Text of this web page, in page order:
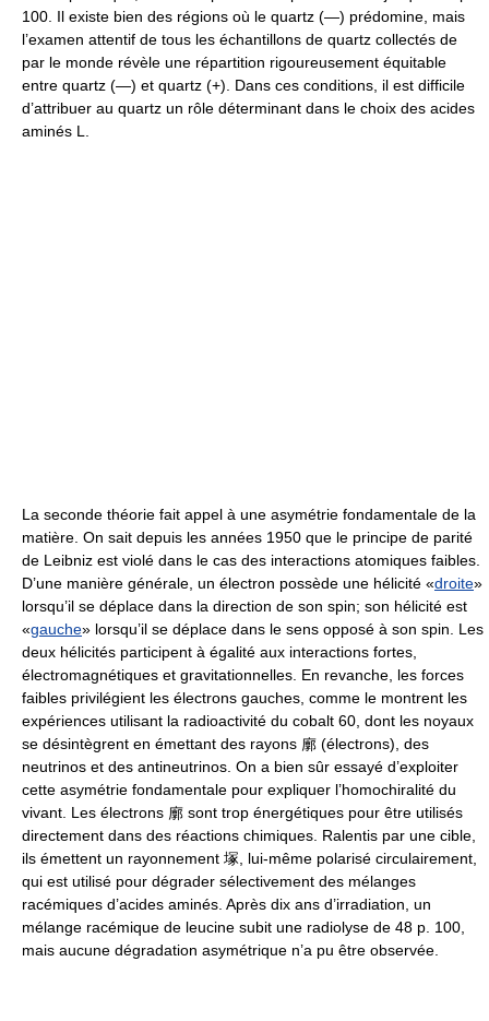
100. Il existe bien des régions où le quartz (—) prédomine, mais
l’examen attentif de tous les échantillons de quartz collectés de
par le monde révèle une répartition rigoureusement équitable
entre quartz (—) et quartz (+). Dans ces conditions, il est difficile
d’attribuer au quartz un rôle déterminant dans le choix des acides
aminés L.
La seconde théorie fait appel à une asymétrie fondamentale de la
matière. On sait depuis les années 1950 que le principe de parité
de Leibniz est violé dans le cas des interactions atomiques faibles.
D’une manière générale, un électron possède une hélicité «droite»
lorsqu’il se déplace dans la direction de son spin; son hélicité est
«gauche» lorsqu’il se déplace dans le sens opposé à son spin. Les
deux hélicités participent à égalité aux interactions fortes,
électromagnétiques et gravitationnelles. En revanche, les forces
faibles privilégient les électrons gauches, comme le montrent les
expériences utilisant la radioactivité du cobalt 60, dont les noyaux
se désintègrent en émettant des rayons 廓 (électrons), des
neutrinos et des antineutrinos. On a bien sûr essayé d’exploiter
cette asymétrie fondamentale pour expliquer l’homochiralité du
vivant. Les électrons 廓 sont trop énergétiques pour être utilisés
directement dans des réactions chimiques. Ralentis par une cible,
ils émettent un rayonnement 塚, lui-même polarisé circulairement,
qui est utilisé pour dégrader sélectivement des mélanges
racémiques d’acides aminés. Après dix ans d’irradiation, un
mélange racémique de leucine subit une radiolyse de 48 p. 100,
mais aucune dégradation asymétrique n’a pu être observée.